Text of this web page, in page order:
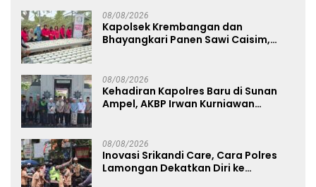
08/08/2026
Kapolsek Krembangan dan
Bhayangkari Panen Sawi Caisim,
08/08/2026
Kehadiran Kapolres Baru di Sunan
Ampel, AKBP Irwan Kurniawan
08/08/2026
Inovasi Srikandi Care, Cara Polres
Lamongan Dekatkan Diri ke